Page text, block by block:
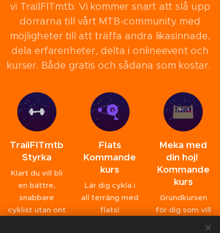
vi TrailFITmtb. Vi kommer snart att slå upp
dörrarna till vårt MTB-community med
möjligheter till att träffa andra likasinnade,
dela erfarenheter, delta i onlineevent och
kurser. Både gratis och sådana som kostar.
TrailFITmtb
Styrka
Klart du vill bli
en bättre,
snabbare
cyklist utan ont
Flats
Kommande
kurs
Lär dig cykla i
all terräng med
flats!
Meka med
din hoj!
Kommande
kurs
Grundkursen
för dig som vill